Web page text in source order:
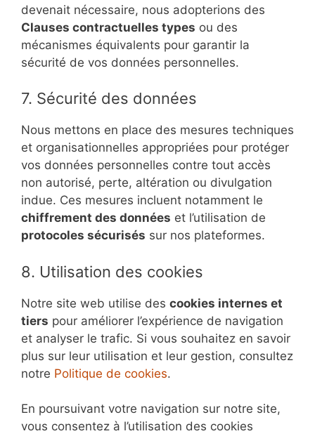
devenait nécessaire, nous adopterions des
Clauses contractuelles types ou des
mécanismes équivalents pour garantir la
sécurité de vos données personnelles.
7. Sécurité des données
Nous mettons en place des mesures techniques
et organisationnelles appropriées pour protéger
vos données personnelles contre tout accès
non autorisé, perte, altération ou divulgation
indue. Ces mesures incluent notamment le
chiffrement des données et l’utilisation de
protocoles sécurisés sur nos plateformes.
8. Utilisation des cookies
Notre site web utilise des cookies internes et
tiers pour améliorer l’expérience de navigation
et analyser le trafic. Si vous souhaitez en savoir
plus sur leur utilisation et leur gestion, consultez
notre Politique de cookies.
En poursuivant votre navigation sur notre site,
vous consentez à l’utilisation des cookies